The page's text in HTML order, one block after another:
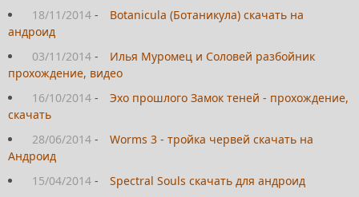
18/11/2014 -
Botanicula (Ботаникула) скачать на
андроид
03/11/2014 -
Илья Муромец и Соловей разбойник
прохождение, видео
16/10/2014 -
Эхо прошлого Замок теней - прохождение,
скачать
28/06/2014 -
Worms 3 - тройка червей скачать на
Андроид
15/04/2014 -
Spectral Souls скачать для андроид